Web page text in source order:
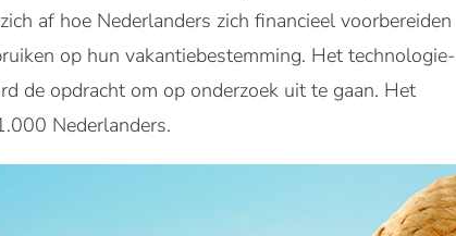
af hoe Nederlanders zich financieel voorbereiden
op hun vakantiebestemming. Het technologie-
de opdracht om op onderzoek uit te gaan. Het
Nederlanders.